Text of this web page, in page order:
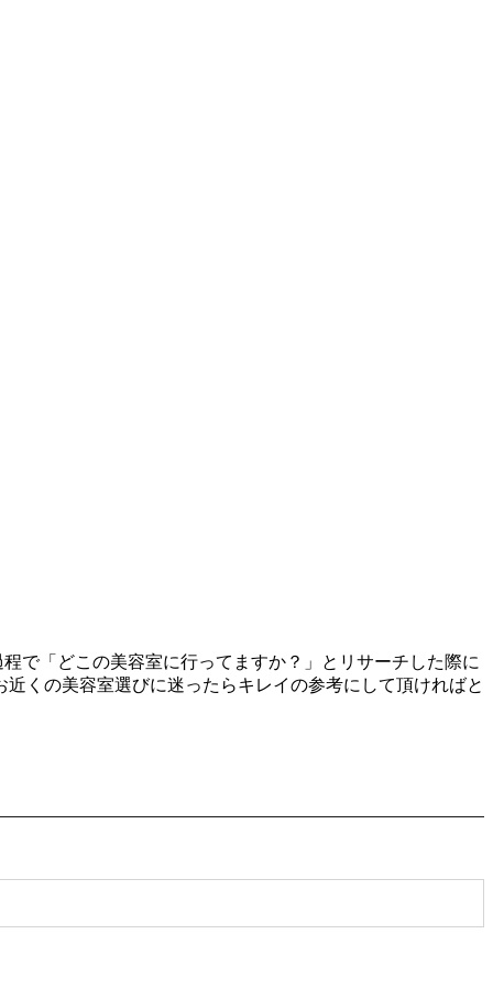
で「どこの美容室に行ってますか？」とリサーチした際に
くの美容室選びに迷ったらキレイの参考にして頂ければと